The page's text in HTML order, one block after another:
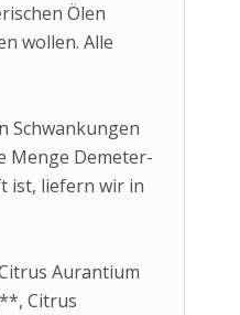
Ölen
wollen. Alle
Schwankungen
Menge Demeter-
ist, liefern wir in
Aurantium
Citrus